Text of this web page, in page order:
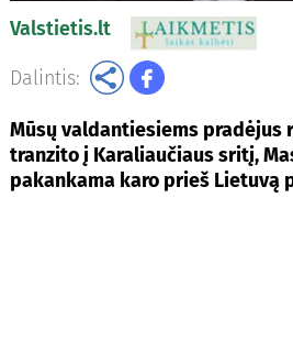
Valstietis.lt
Dalintis:
Mūsų valdantiesiems pradėjus
tranzito į Karaliaučiaus sritį,
pakankama karo prieš Lietuvą